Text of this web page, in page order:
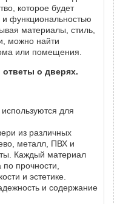
которое будет
функциональностью
материалы, стиль,
можно найти
или помещения.
о дверях.
для
из различных
металл, ПВХ и
Каждый материал
прочности,
и эстетике.
и содержание